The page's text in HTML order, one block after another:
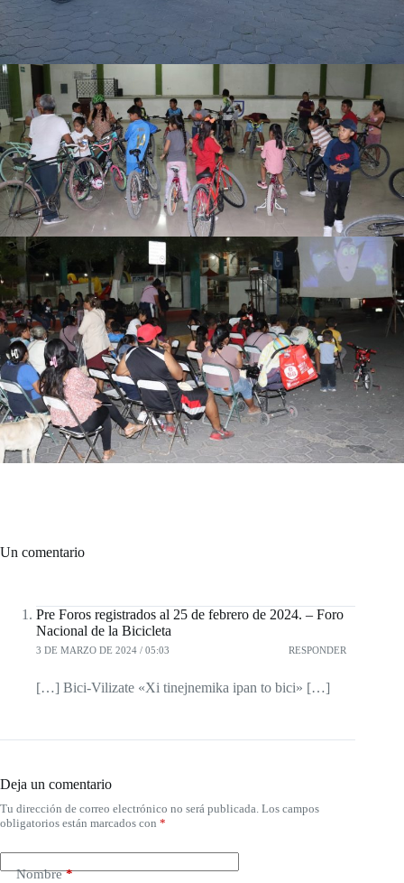
Un comentario
Pre Foros registrados al 25 de febrero de 2024. – Foro
Nacional de la Bicicleta
3 DE MARZO DE 2024 / 05:03 RESPONDER
[…] Bici-Vilizate «Xi tinejnemika ipan to bici» […]
Deja un comentario
Tu dirección de correo electrónico no será publicada. Los campos
obligatorios están marcados con *
Nombre*